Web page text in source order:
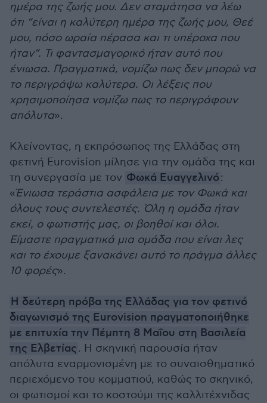
ημέρα της ζωής μου. Δεν σταμάτησα να λέω
ότι “είναι η καλύτερη ημέρα της ζωής μου, Θεέ
μου, πόσο ωραία πέρασα και τι υπέροχα που
ήταν”. Τι φαντασμαγορικό ήταν αυτό που
ένιωσα. Πραγματικά, νομίζω πως δεν μπορώ να
το περιγράψω καλύτερα. Οι λέξεις που
χρησιμοποίησα νομίζω πως το περιγράφουν
απόλυτα».
Κλείνοντας, η εκπρόσωπος της Ελλάδας στη
φετινή Eurovision μίλησε για την ομάδα της και
τη συνεργασία με τον Φωκά Ευαγγελινό:
«Ένιωσα τεράστια ασφάλεια με τον Φωκά και
όλους τους συντελεστές. Όλη η ομάδα ήταν
εκεί, ο φωτιστής μας, οι βοηθοί και όλοι.
Είμαστε πραγματικά μια ομάδα που είναι λες
και το έχουμε ξανακάνει αυτό το πράγμα άλλες
10 φορές».
Η δεύτερη πρόβα της Ελλάδας για τον φετινό
διαγωνισμό της Eurovision πραγματοποιήθηκε
με επιτυχία την Πέμπτη 8 Μαΐου στη Βασιλεία
της Ελβετίας. Η σκηνική παρουσία ήταν
απόλυτα εναρμονισμένη με το συναισθηματικό
περιεχόμενο του κομματιού, καθώς το σκηνικό,
οι φωτισμοί και το κοστούμι της καλλιτέχνιδας